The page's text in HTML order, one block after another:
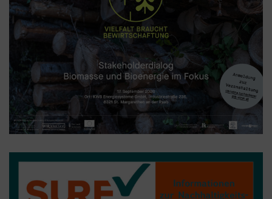
Google Tag Manager
Der Google Tag Manager setzt keine Cookies
(im leeren Zustand). Der Tag Manager ist nur
ein "Container", über den Sie u.a. verschiedene
Tracking- und Remarketing-Codes gebündelt
einbauen können. Wenn Sie beispielsweise
Google Analytics über den Tag Manager
einbinden, werden Cookies gesetzt. Diese
Cookies stammen aber von Google Analytics
und nicht vom Tag Manager selbst.